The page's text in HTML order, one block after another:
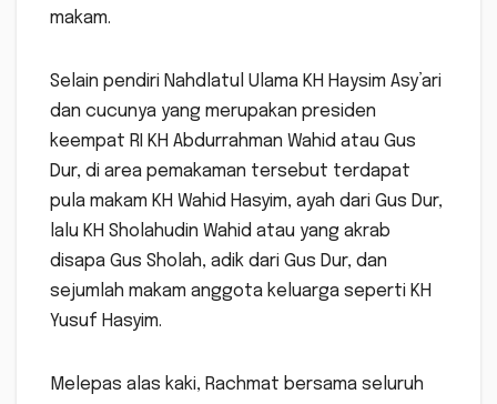
makam.
Selain pendiri Nahdlatul Ulama KH Haysim Asy’ari
dan cucunya yang merupakan presiden
keempat RI KH Abdurrahman Wahid atau Gus
Dur, di area pemakaman tersebut terdapat
pula makam KH Wahid Hasyim, ayah dari Gus Dur,
lalu KH Sholahudin Wahid atau yang akrab
disapa Gus Sholah, adik dari Gus Dur, dan
sejumlah makam anggota keluarga seperti KH
Yusuf Hasyim.
Melepas alas kaki, Rachmat bersama seluruh